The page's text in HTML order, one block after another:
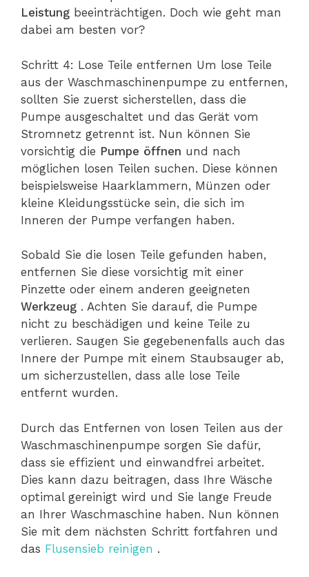
Leistung beeinträchtigen. Doch wie geht man
dabei am besten vor?
Schritt 4: Lose Teile entfernen Um lose Teile
aus der Waschmaschinenpumpe zu entfernen,
sollten Sie zuerst sicherstellen, dass die
Pumpe ausgeschaltet und das Gerät vom
Stromnetz getrennt ist. Nun können Sie
vorsichtig die Pumpe öffnen und nach
möglichen losen Teilen suchen. Diese können
beispielsweise Haarklammern, Münzen oder
kleine Kleidungsstücke sein, die sich im
Inneren der Pumpe verfangen haben.
Sobald Sie die losen Teile gefunden haben,
entfernen Sie diese vorsichtig mit einer
Pinzette oder einem anderen geeigneten
Werkzeug . Achten Sie darauf, die Pumpe
nicht zu beschädigen und keine Teile zu
verlieren. Saugen Sie gegebenenfalls auch das
Innere der Pumpe mit einem Staubsauger ab,
um sicherzustellen, dass alle lose Teile
entfernt wurden.
Durch das Entfernen von losen Teilen aus der
Waschmaschinenpumpe sorgen Sie dafür,
dass sie effizient und einwandfrei arbeitet.
Dies kann dazu beitragen, dass Ihre Wäsche
optimal gereinigt wird und Sie lange Freude
an Ihrer Waschmaschine haben. Nun können
Sie mit dem nächsten Schritt fortfahren und
das Flusensieb reinigen .